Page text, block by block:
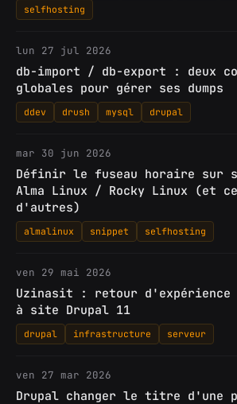
selfhosting
lun 27 jul 2026
db-import / db-export : deux
globales pour gérer ses dumps
ddev drush mysql drupal
mar 30 jun 2026
Définir le fuseau horaire sur
Alma Linux / Rocky Linux (et
d'autres)
almalinux snippet selfhosting
ven 29 mai 2026
Uzinasit : retour d'expérience
à site Drupal 11
drupal infrastructure serveur
ven 27 mar 2026
Drupal changer le titre d'une